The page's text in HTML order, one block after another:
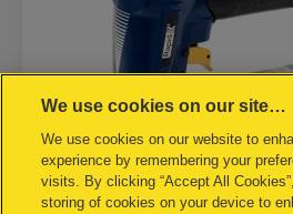
We use cookies on our site…
We use cookies on our website to
experience by remembering your
visits. By clicking “Accept All
storing of cookies on your device to